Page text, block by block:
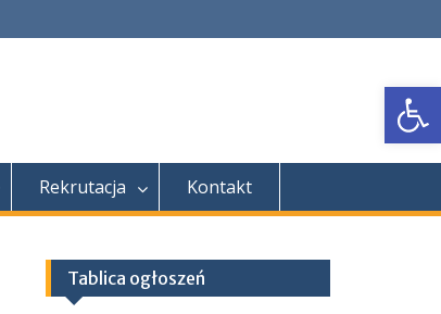
Rekrutacja Kontakt
Tablica ogłoszeń